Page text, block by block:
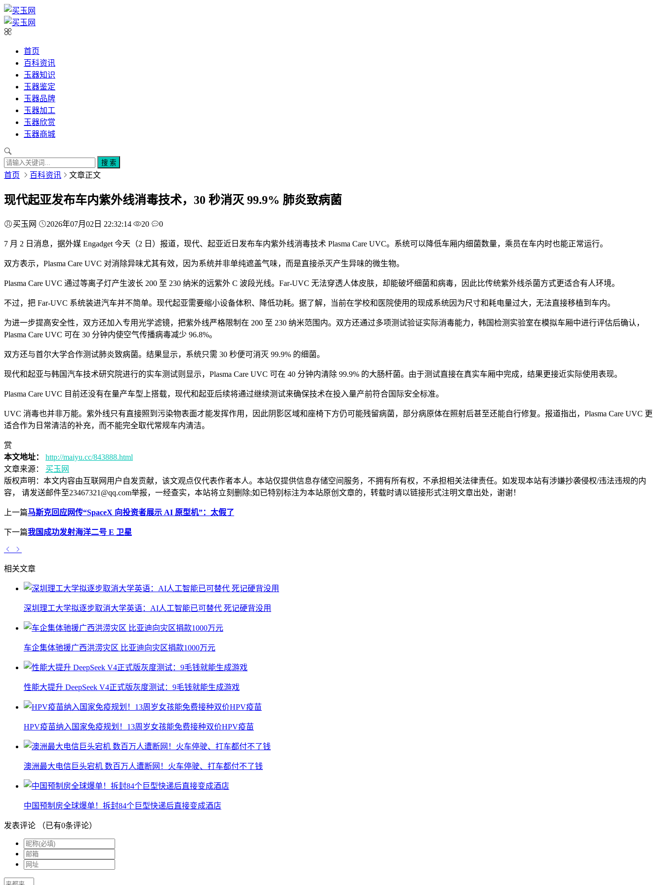
首页
百科资讯
玉器知识
玉器鉴定
玉器品牌
玉器加工
玉器欣赏
玉器商城
搜 索
首页 百科资讯 文章正文
现代起亚发布车内紫外线消毒技术，30 秒消灭 99.9% 肺炎致病菌
买玉网 2026年07月02日 22:32:14 20 0
7 月 2 日消息，据外媒 Engadget 今天（2 日）报道，现代、起亚近日发布车内紫外线消毒技术 Plasma Care UVC。系统可以降低车厢内细菌数量，乘员在车内时也能正常运行。
双方表示，Plasma Care UVC 对消除异味尤其有效，因为系统并非单纯遮盖气味，而是直接杀灭产生异味的微生物。
Plasma Care UVC 通过等离子灯产生波长 200 至 230 纳米的远紫外 C 波段光线。Far-UVC 无法穿透人体皮肤，却能破坏细菌和病毒，因此比传统紫外线杀菌方式更适合有人环境。
不过，把 Far-UVC 系统装进汽车并不简单。现代起亚需要缩小设备体积、降低功耗。据了解，当前在学校和医院使用的现成系统因为尺寸和耗电量过大，无法直接移植到车内。
为进一步提高安全性，双方还加入专用光学滤镜，把紫外线严格限制在 200 至 230 纳米范围内。双方还通过多项测试验证实际消毒能力，韩国检测实验室在模拟车厢中进行评估后确认，
Plasma Care UVC 可在 30 分钟内使空气传播病毒减少 96.8%。
双方还与首尔大学合作测试肺炎致病菌。结果显示，系统只需 30 秒便可消灭 99.9% 的细菌。
现代和起亚与韩国汽车技术研究院进行的实车测试则显示，Plasma Care UVC 可在 40 分钟内清除 99.9% 的大肠杆菌。由于测试直接在真实车厢中完成，结果更接近实际使用表现。
Plasma Care UVC 目前还没有在量产车型上搭载，现代和起亚后续将通过继续测试来确保技术在投入量产前符合国际安全标准。
UVC 消毒也并非万能。紫外线只有直接照到污染物表面才能发挥作用，因此阴影区域和座椅下方仍可能残留病菌，部分病原体在照射后甚至还能自行修复。报道指出，Plasma Care UVC 更
适合作为日常清洁的补充，而不能完全取代常规车内清洁。
赏
本文地址：
http://maiyu.cc/843888.html
文章来源：
买玉网
版权声明： 本文内容由互联网用户自发贡献，该文观点仅代表作者本人。本站仅提供信息存储空间服务，不拥有所有权，不承担相关法律责任。如发现本站有涉嫌抄袭侵权/违法违规的内
容， 请发送邮件至23467321@qq.com举报，一经查实，本站将立刻删除;如已特别标注为本站原创文章的，转载时请以链接形式注明文章出处，谢谢！
上一篇马斯克回应网传“SpaceX 向投资者展示 AI 原型机”：太假了
下一篇我国成功发射海洋二号 E 卫星
相关文章
深圳理工大学拟逐步取消大学英语：AI人工智能已可替代 死记硬背没用
车企集体驰援广西洪涝灾区 比亚迪向灾区捐款1000万元
性能大提升 DeepSeek V4正式版灰度测试：9毛钱就能生成游戏
HPV疫苗纳入国家免疫规划！13周岁女孩能免费接种双价HPV疫苗
澳洲最大电信巨头宕机 数百万人遭断网！火车停驶、打车都付不了钱
中国预制房全球爆单！拆封84个巨型快递后直接变成酒店
发表评论 （已有0条评论）